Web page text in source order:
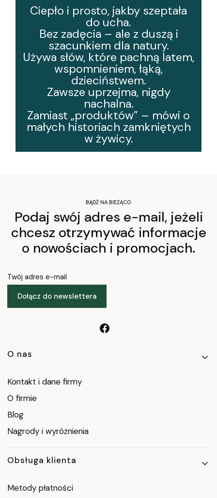
Ciepło i prosto, jakby szeptała
do ucha.
Bez zadęcia – ale z duszą i
szacunkiem dla natury.
Używa słów, które pachną latem,
wspomnieniem, łąką,
dzieciństwem.
Zawsze uprzejma, nigdy
nachalna.
Zamiast „produktów” – mówi o
małych historiach zamkniętych
w żywicy.
BĄDŹ NA BIEŻĄCO
Podaj swój adres e-mail, jeżeli
chcesz otrzymywać informacje
o nowościach i promocjach.
Twój adres e-mail
Dołącz do newslettera
Linki w stopce
O nas
Kontakt i dane firmy
O firmie
Blog
Nagrody i wyróżnienia
Obsługa klienta
Metody płatności